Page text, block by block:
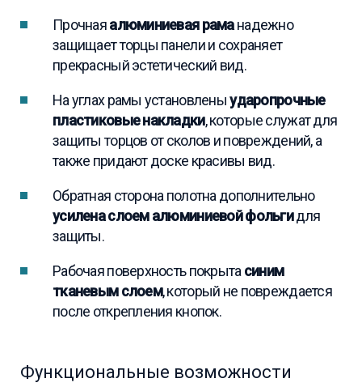
Прочнаяалюминиевая раманадежно
защищает торцы панели и сохраняет
прекрасный эстетический вид.
На углах рамы установленыударопрочные
пластиковые накладки, которые служат для
защиты торцов от сколов и повреждений, а
также придают доске красивы вид.
Обратная сторона полотна дополнительно
усилена слоем алюминиевой фольгидля
защиты.
Рабочая поверхность покрытасиним
тканевым слоем, который не повреждается
после открепления кнопок.
Функциональные возможности